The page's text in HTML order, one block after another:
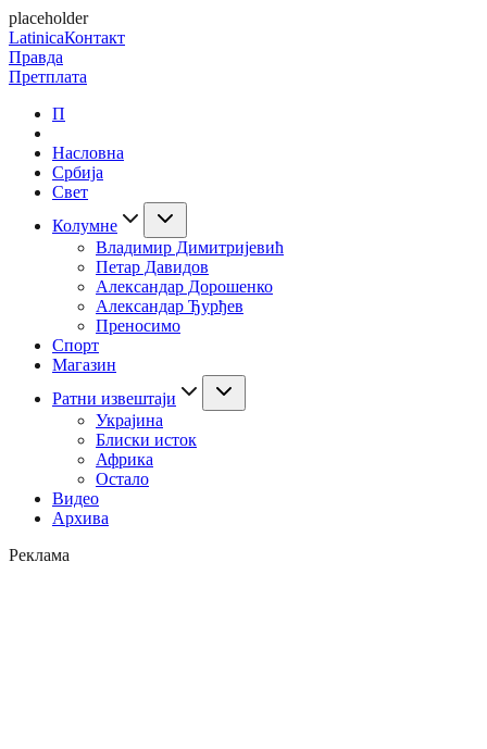
placeholder
LatinicaКонтакт
Правда
Претплата
П
Насловна
Србија
Свет
Колумне
Владимир Димитријевић
Петар Давидов
Александар Дорошенко
Александар Ђурђев
Преносимо
Спорт
Магазин
Ратни извештаји
Украјина
Блиски исток
Африка
Остало
Видео
Архива
Реклама